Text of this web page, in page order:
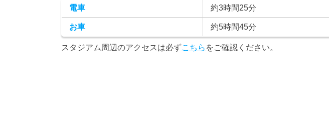
電車 約3時間25分
お車 約5時間45分
スタジアム周辺のアクセスは必ずこちら をご確認ください。